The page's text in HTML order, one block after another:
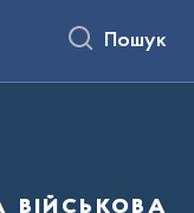
Пошук
військова